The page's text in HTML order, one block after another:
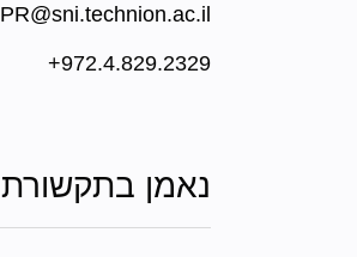
PR@sni.technion.ac.il
972.4.829.2329+
נאמן בתקשורת